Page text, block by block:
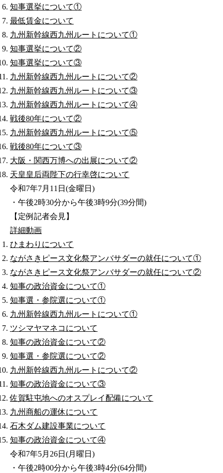
知事選挙について①
最低賃金について
九州新幹線西九州ルートについて①
知事選挙について②
知事選挙について③
九州新幹線西九州ルートについて②
九州新幹線西九州ルートについて③
九州新幹線西九州ルートについて④
戦後80年について②
九州新幹線西九州ルートについて⑤
戦後80年について③
大阪・関西万博への出展について②
天皇皇后両陛下の行幸啓について
令和7年7月11日(金曜日)
・午後2時30分から午後3時9分(39分間)
【定例記者会見】
詳細動画
ひまわりについて
ながさきピース文化祭アンバサダーの就任について①
ながさきピース文化祭アンバサダーの就任について②
知事の政治資金について①
知事選・参院選について①
九州新幹線西九州ルートについて①
ツシマヤマネコについて
知事の政治資金について②
知事選・参院選について②
九州新幹線西九州ルートについて②
知事の政治資金について③
佐賀駐屯地へのオスプレイ配備について
九州商船の運休について
石木ダム建設事業について
知事の政治資金について④
令和7年5月26日(月曜日)
・午後2時00分から午後3時4分(64分間)